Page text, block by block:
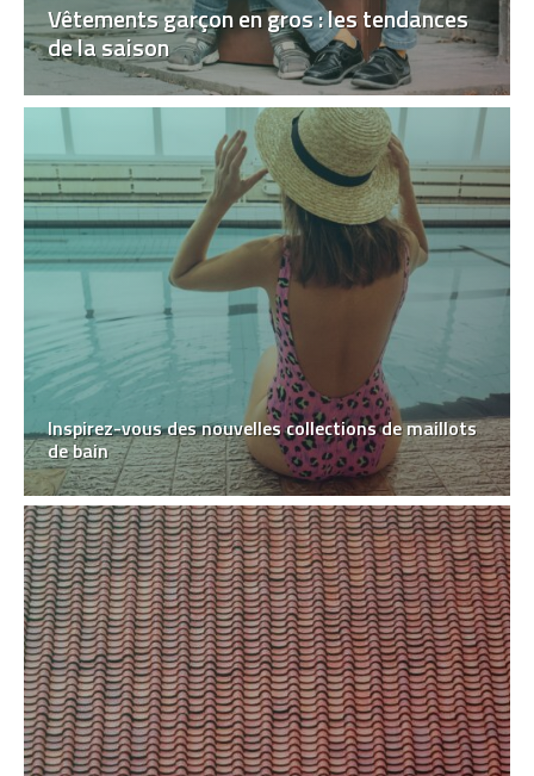
Vêtements garçon en gros : les tendances
de la saison
Inspirez-vous des nouvelles collections de maillots
de bain